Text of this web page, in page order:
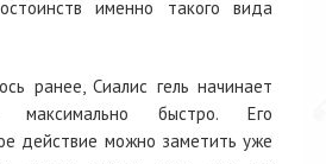
именно такого вида
ранее, Сиалис гель начинает
максимально быстро. Его
действие можно заметить уже